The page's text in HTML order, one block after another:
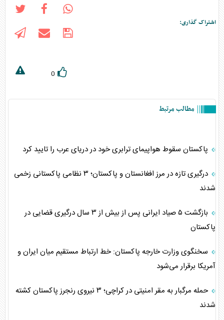
اشتراک گذاری:
0
مطالب مرتبط
پاکستان سقوط هواپیمای ترابری خود در دریای عرب را تایید کرد
درگیری تازه در مرز افغانستان و پاکستان؛ ۳ نظامی پاکستانی زخمی
شدند
بازگشت ۵ صیاد ایرانی پس از بیش از ۳ سال درگیری قضایی در
پاکستان
سخنگوی وزارت خارجه پاکستان: خط ارتباط مستقیم میان ایران و
آمریکا برقرار می‌شود
حمله مرگبار به مقر امنیتی در کراچی؛ ۳ نیروی رنجرز پاکستان کشته
شدند